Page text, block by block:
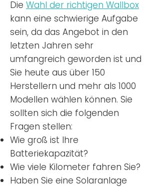
Die Wahl der richtigen Wallbox
kann eine schwierige Aufgabe
sein, da das Angebot in den
letzten Jahren sehr
umfangreich geworden ist und
Sie heute aus über 150
Herstellern und mehr als 1000
Modellen wählen können. Sie
sollten sich die folgenden
Fragen stellen:
Wie groß ist Ihre
Batteriekapazität?
Wie viele Kilometer fahren Sie?
Haben Sie eine Solaranlage